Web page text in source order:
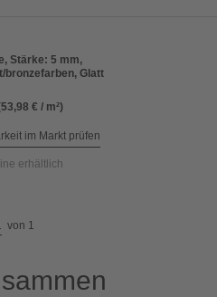
Stärke: 5 mm,
bronzefarben, Glatt
€ / m²)
im Markt prüfen
erhältlich
von 1